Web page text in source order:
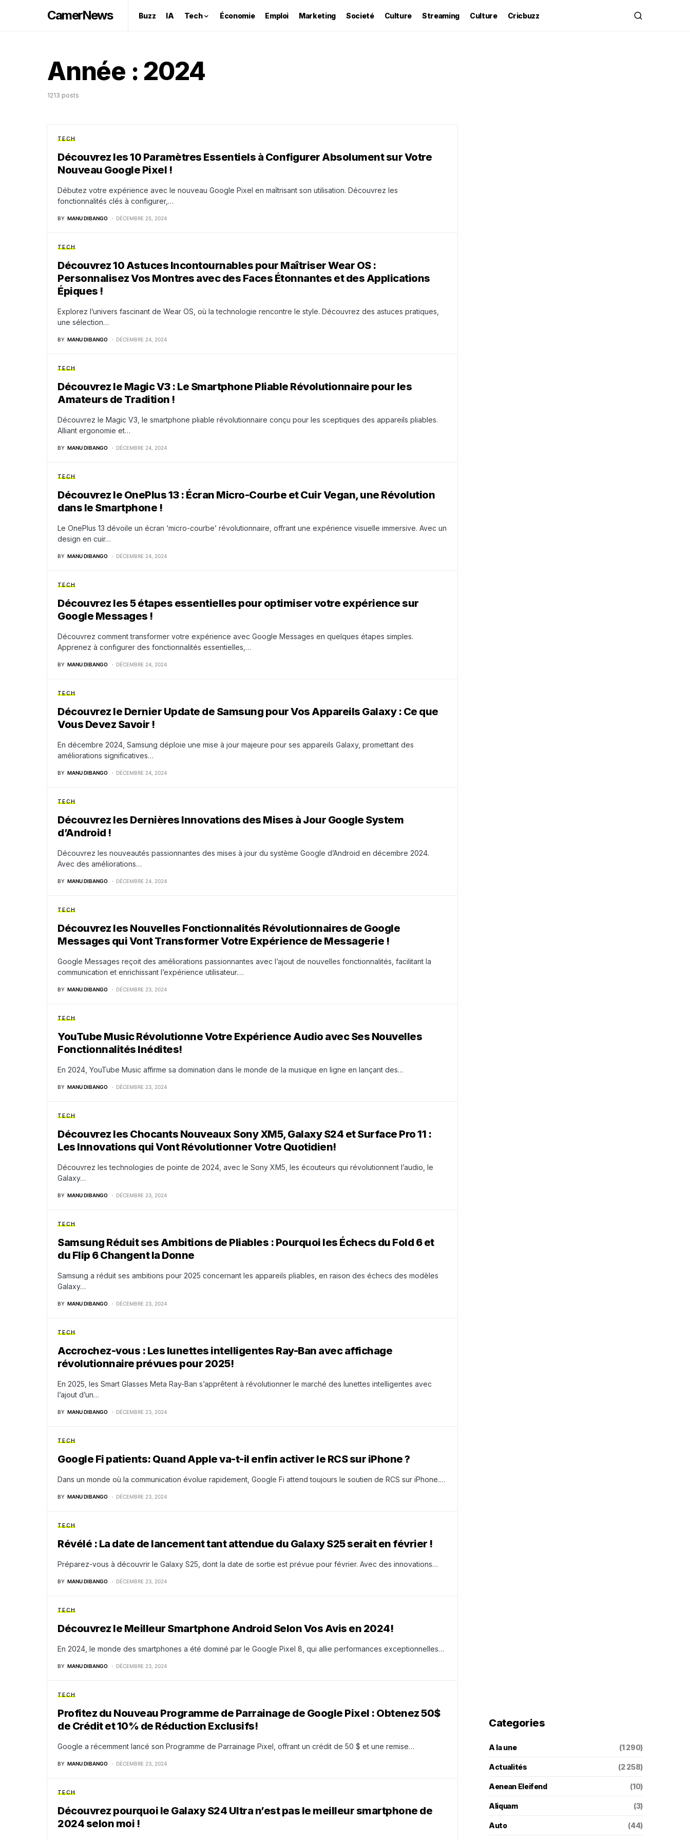
CamerNews Buzz IA Tech Économie Emploi Marketing Societé Culture Streaming Culture Cricbuzz
Année : 2024
1213 posts
TECH
Découvrez les 10 Paramètres Essentiels à Configurer Absolument sur Votre
Nouveau Google Pixel !
Débutez votre expérience avec le nouveau Google Pixel en maîtrisant son utilisation. Découvrez les
fonctionnalités clés à configurer,…
BY MANU DIBANGO DÉCEMBRE 25, 2024
TECH
Découvrez 10 Astuces Incontournables pour Maîtriser Wear OS :
Personnalisez Vos Montres avec des Faces Étonnantes et des Applications
Épiques !
Explorez l’univers fascinant de Wear OS, où la technologie rencontre le style. Découvrez des astuces pratiques,
une sélection…
BY MANU DIBANGO DÉCEMBRE 24, 2024
TECH
Découvrez le Magic V3 : Le Smartphone Pliable Révolutionnaire pour les
Amateurs de Tradition !
Découvrez le Magic V3, le smartphone pliable révolutionnaire conçu pour les sceptiques des appareils pliables.
Alliant ergonomie et…
BY MANU DIBANGO DÉCEMBRE 24, 2024
TECH
Découvrez le OnePlus 13 : Écran Micro-Courbe et Cuir Vegan, une Révolution
dans le Smartphone !
Le OnePlus 13 dévoile un écran ‘micro-courbe’ révolutionnaire, offrant une expérience visuelle immersive. Avec un
design en cuir…
BY MANU DIBANGO DÉCEMBRE 24, 2024
TECH
Découvrez les 5 étapes essentielles pour optimiser votre expérience sur
Google Messages !
Découvrez comment transformer votre expérience avec Google Messages en quelques étapes simples.
Apprenez à configurer des fonctionnalités essentielles,…
BY MANU DIBANGO DÉCEMBRE 24, 2024
TECH
Découvrez le Dernier Update de Samsung pour Vos Appareils Galaxy : Ce que
Vous Devez Savoir !
En décembre 2024, Samsung déploie une mise à jour majeure pour ses appareils Galaxy, promettant des
améliorations significatives…
BY MANU DIBANGO DÉCEMBRE 24, 2024
TECH
Découvrez les Dernières Innovations des Mises à Jour Google System
d’Android !
Découvrez les nouveautés passionnantes des mises à jour du système Google d’Android en décembre 2024.
Avec des améliorations…
BY MANU DIBANGO DÉCEMBRE 24, 2024
TECH
Découvrez les Nouvelles Fonctionnalités Révolutionnaires de Google
Messages qui Vont Transformer Votre Expérience de Messagerie !
Google Messages reçoit des améliorations passionnantes avec l’ajout de nouvelles fonctionnalités, facilitant la
communication et enrichissant l’expérience utilisateur.…
BY MANU DIBANGO DÉCEMBRE 23, 2024
TECH
YouTube Music Révolutionne Votre Expérience Audio avec Ses Nouvelles
Fonctionnalités Inédites!
En 2024, YouTube Music affirme sa domination dans le monde de la musique en ligne en lançant des…
BY MANU DIBANGO DÉCEMBRE 23, 2024
TECH
Découvrez les Chocants Nouveaux Sony XM5, Galaxy S24 et Surface Pro 11 :
Les Innovations qui Vont Révolutionner Votre Quotidien!
Découvrez les technologies de pointe de 2024, avec le Sony XM5, les écouteurs qui révolutionnent l’audio, le
Galaxy…
BY MANU DIBANGO DÉCEMBRE 23, 2024
TECH
Samsung Réduit ses Ambitions de Pliables : Pourquoi les Échecs du Fold 6 et
du Flip 6 Changent la Donne
Samsung a réduit ses ambitions pour 2025 concernant les appareils pliables, en raison des échecs des modèles
Galaxy…
BY MANU DIBANGO DÉCEMBRE 23, 2024
TECH
Accrochez-vous : Les lunettes intelligentes Ray-Ban avec affichage
révolutionnaire prévues pour 2025!
En 2025, les Smart Glasses Meta Ray-Ban s’apprêtent à révolutionner le marché des lunettes intelligentes avec
l’ajout d’un…
BY MANU DIBANGO DÉCEMBRE 23, 2024
TECH
Google Fi patients: Quand Apple va-t-il enfin activer le RCS sur iPhone ?
Dans un monde où la communication évolue rapidement, Google Fi attend toujours le soutien de RCS sur iPhone.…
BY MANU DIBANGO DÉCEMBRE 23, 2024
TECH
Révélé : La date de lancement tant attendue du Galaxy S25 serait en février !
Préparez-vous à découvrir le Galaxy S25, dont la date de sortie est prévue pour février. Avec des innovations…
BY MANU DIBANGO DÉCEMBRE 23, 2024
TECH
Découvrez le Meilleur Smartphone Android Selon Vos Avis en 2024!
En 2024, le monde des smartphones a été dominé par le Google Pixel 8, qui allie performances exceptionnelles…
BY MANU DIBANGO DÉCEMBRE 23, 2024
TECH
Profitez du Nouveau Programme de Parrainage de Google Pixel : Obtenez 50$
de Crédit et 10% de Réduction Exclusifs!
Google a récemment lancé son Programme de Parrainage Pixel, offrant un crédit de 50 $ et une remise…
BY MANU DIBANGO DÉCEMBRE 23, 2024
TECH
Découvrez pourquoi le Galaxy S24 Ultra n’est pas le meilleur smartphone de
2024 selon moi !
Categories
A la une (1 290)
Actualités (2 258)
Aenean Eleifend (10)
Aliquam (3)
Auto (44)